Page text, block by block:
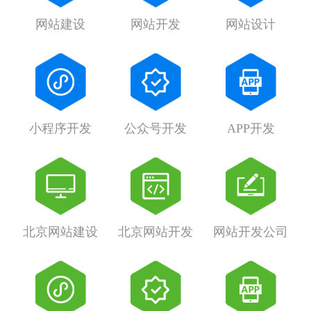
网站建设 网站开发 网站设计
小程序开发 公众号开发 APP开发
北京网站建设 北京网站开发 网站开发公司